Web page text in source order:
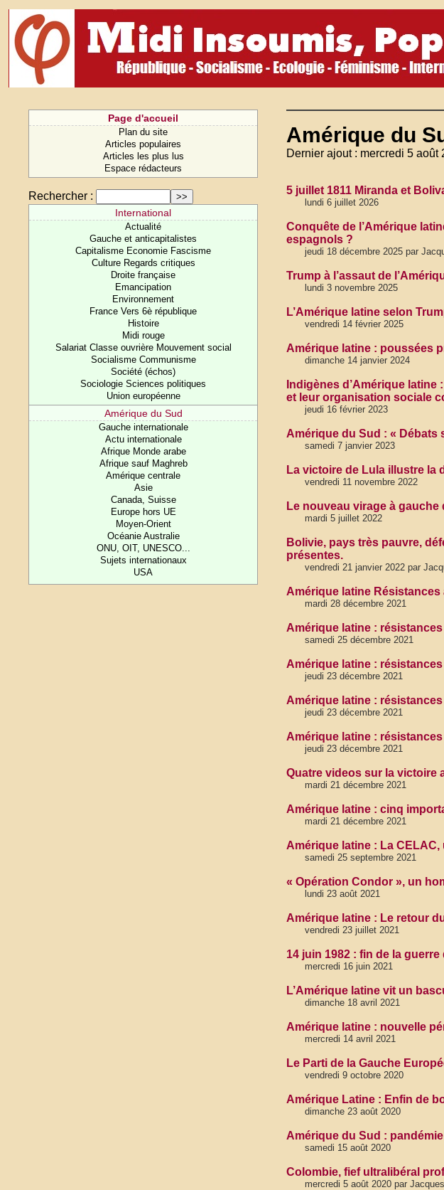
Page d'accueil
Plan du site
Articles populaires
Articles les plus lus
Espace rédacteurs
Rechercher :
International
Actualité
Gauche et anticapitalistes
Capitalisme Economie Fascisme
Culture Regards critiques
Droite française
Emancipation
Environnement
France Vers 6è république
Histoire
Midi rouge
Salariat Classe ouvrière Mouvement social
Socialisme Communisme
Société (échos)
Sociologie Sciences politiques
Union européenne
Amérique du Sud
Gauche internationale
Actu internationale
Afrique Monde arabe
Afrique sauf Maghreb
Amérique centrale
Asie
Canada, Suisse
Europe hors UE
Moyen-Orient
Océanie Australie
ONU, OIT, UNESCO...
Sujets internationaux
USA
Amérique du
Dernier ajout : mercredi 5 août
5 juillet 1811 Miranda et
lundi 6 juillet 2026
Conquête de l’Amérique
espagnols ?
jeudi 18 décembre 2025 par
Trump à l’assaut de
lundi 3 novembre 2025
L’Amérique latine selon
vendredi 14 février 2025
Amérique latine : poussées
dimanche 14 janvier 2024
Indigènes d’Amérique
et leur organisation sociale
jeudi 16 février 2023
Amérique du Sud : « Débats
samedi 7 janvier 2023
La victoire de Lula illustre la
vendredi 11 novembre 2022
Le nouveau virage à gauche
mardi 5 juillet 2022
Bolivie, pays très pauvre,
présentes.
vendredi 21 janvier 2022 par
Amérique latine
mardi 28 décembre 2021
Amérique latine :
samedi 25 décembre 2021
Amérique latine :
jeudi 23 décembre 2021
Amérique latine :
jeudi 23 décembre 2021
Amérique latine :
jeudi 23 décembre 2021
Quatre videos sur la victoire
mardi 21 décembre 2021
Amérique latine : cinq
mardi 21 décembre 2021
Amérique latine : La CELAC,
samedi 25 septembre 2021
« Opération Condor », un
lundi 23 août 2021
Amérique latine : Le retour
vendredi 23 juillet 2021
14 juin 1982 : fin de la
mercredi 16 juin 2021
L’Amérique latine vit un
dimanche 18 avril 2021
Amérique latine : nouvelle
mercredi 14 avril 2021
Le Parti de la Gauche
vendredi 9 octobre 2020
Amérique Latine : Enfin de
dimanche 23 août 2020
Amérique du Sud :
samedi 15 août 2020
Colombie, fief ultralibéral
mercredi 5 août 2020 par